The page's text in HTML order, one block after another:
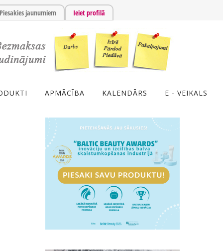
Piesakies jaunumiem Ieiet profilā
APMĀCĪBA KALENDĀRS E - VEIKALS